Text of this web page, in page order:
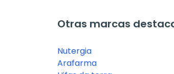
Otras marcas
Nutergia
Arafarma